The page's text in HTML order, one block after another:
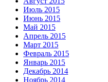
Июль 2015
Июнь 2015
Май 2015
Апрель 2015
Март 2015
Февраль 2015
Январь 2015
Декабрь 2014
Ноябрь 2014